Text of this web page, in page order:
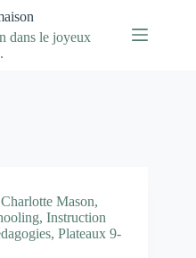
dans le joyeux
Charlotte Mason,
, Instruction
, Plateaux 9-